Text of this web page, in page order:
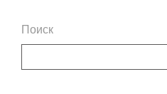
Поиск